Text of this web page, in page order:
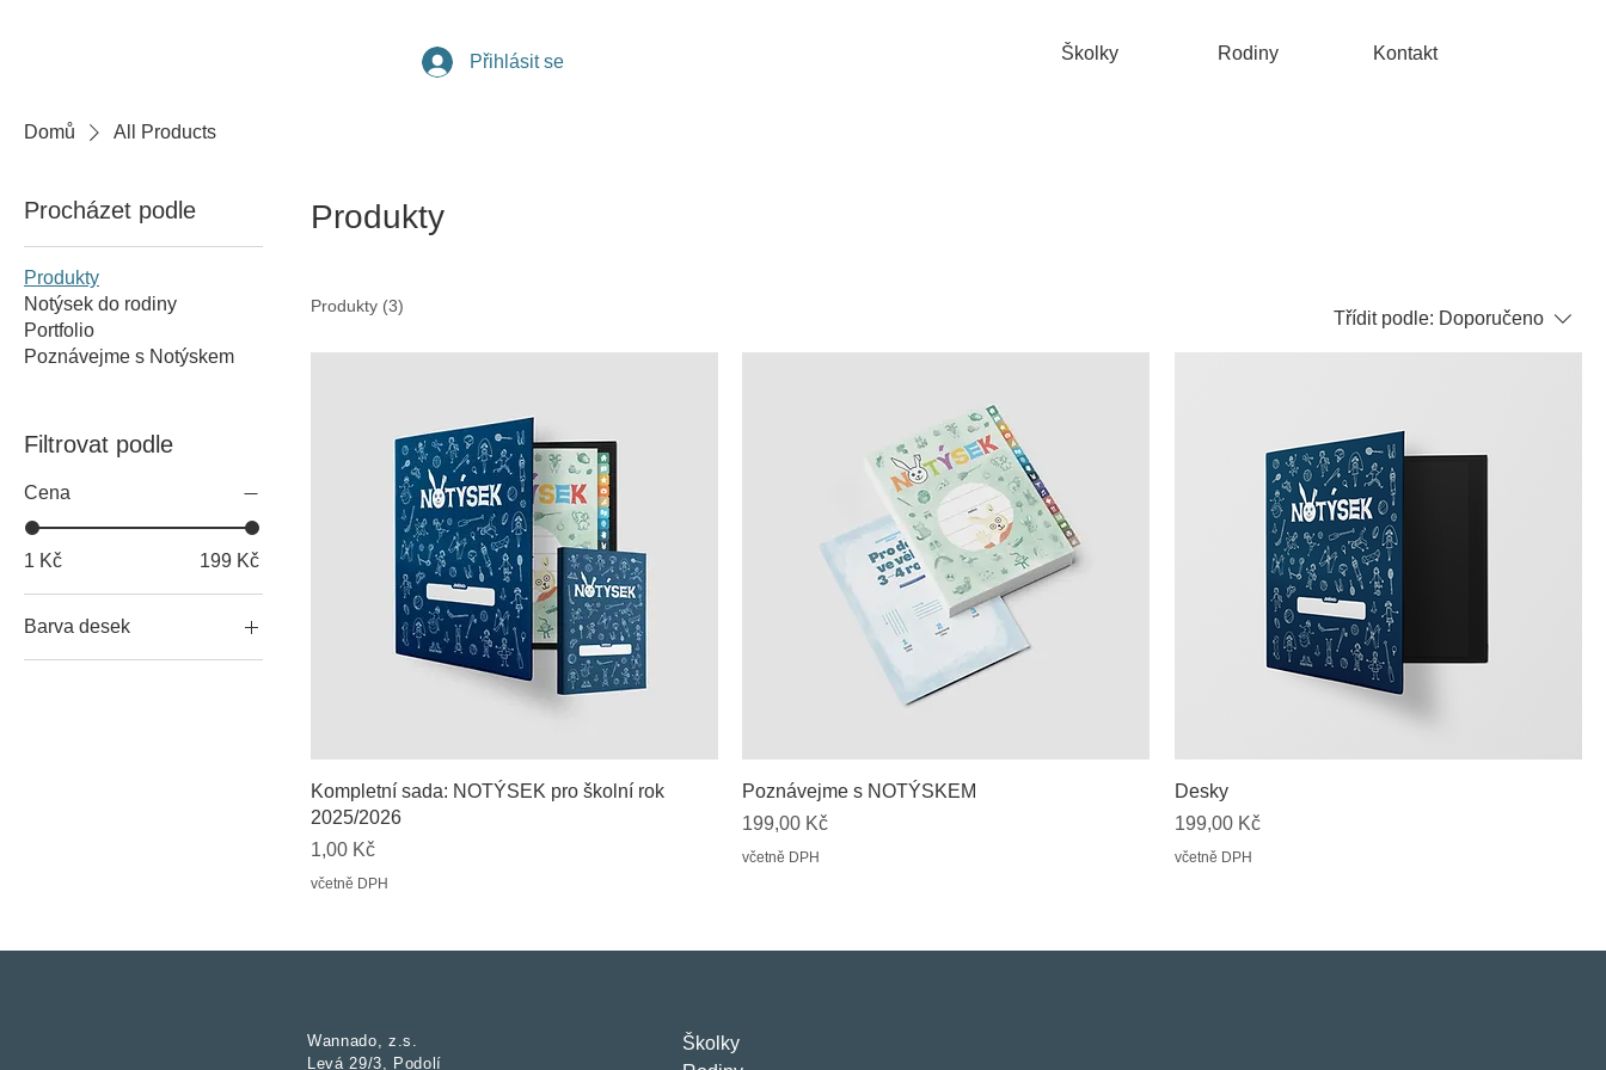
Přihlásit se Školky Rodiny Kontakt
Domů All Products
Procházet podle
Produkty
Notýsek do rodiny
Portfolio
Poznávejme s Notýskem
Filtrovat podle
Cena
1 Kč 199 Kč
Barva desek
Produkty
Produkty (3)
Třídit podle: Doporučeno
Kompletní sada: NOTÝSEK pro školní rok
2025/2026
Cena
1,00 Kč
včetně DPH
Poznávejme s NOTÝSKEM
Cena
199,00 Kč
včetně DPH
Desky
Cena
199,00 Kč
včetně DPH
Wannado, z.s.
Levá 29/3, Podolí
Školky